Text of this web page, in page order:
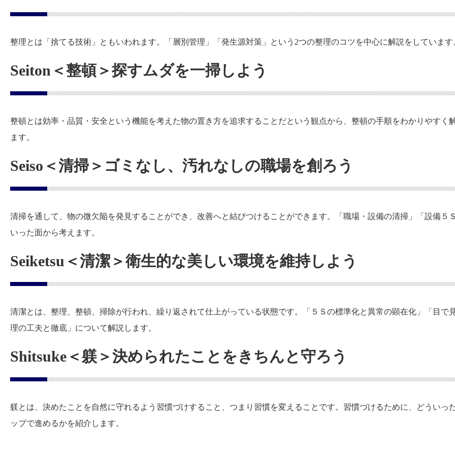
整理とは「捨てる技術」ともいわれます。「層別管理」「発生源対策」という2つの整理のコツを中心に解説をしています
Seiton＜整頓＞探すムダを一掃しよう
整頓とは効率・品質・安全という機能を考えた物の置き方を追求することだという観点から、整頓の手順をわかりやすく
ます。
Seiso＜清掃＞ゴミなし、汚れなしの職場を創ろう
清掃を通して、物の微欠陥を発見することができ、改善へと結びつけることができます。「職場・設備の清掃」「設備５
いった面から考えます。
Seiketsu＜清潔＞衛生的な美しい環境を維持しよう
清潔とは、整理、整頓、掃除が行われ、繰り返されて仕上がっている状態です。「５Ｓの標準化と異常の顕在化」「目で
理の工夫と徹底」について解説します。
Shitsuke＜躾＞決められたことをきちんと守ろう
躾とは、決めたことを自然に守れるよう習慣づけすること、つまり習慣を変えることです。習慣づけるために、どういっ
ップで進めるかを紹介します。